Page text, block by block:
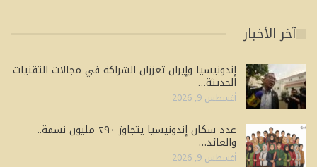
آخر الأخبار
إندونيسيا وإيران تعززان الشراكة في مجالات التقنيات
الحديثة…
أغسطس 9, 2026
عدد سكان إندونيسيا يتجاوز ٢٩٠ مليون نسمة..
والعائد…
أغسطس 9, 2026